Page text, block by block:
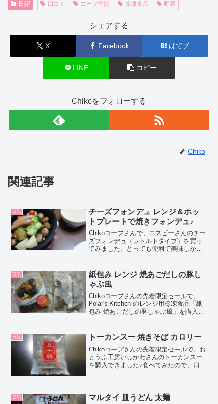
日記 口コミ コープ生協 冷凍食品 野菜
シェアする
X Facebook はてブ
LINE コピー
Chikoをフォローする
Chiko
関連記事
日記
チーズフォンデュ レンジ＆ホッ
トプレートで焼きフォンデュ♪
Chikoコープさんで、エスビーさんのチー
ズフォンデュ（レトルトタイプ）を買っ
てみました。とっても便利で美味しかっ
ー チーズフォンデュ（レトルトタイプ）
の正直な口コ...
日記
紙包み レンジ 焼あごだしの豚し
ゃぶ風
Chikoコープさんの先着限定セールで、
Polar's Kitchen のレンジ用冷凍食品「紙
包み 焼あごだしの豚しゃぶ風」を購入し
焼あごだしの豚...
日記 トーカンスー 焼きそば カロリー
Chikoコープさんの先着限定セールで、お
とうふ工房いしかわさんのトーカンスー
を購入できました♪食べてみたので、口コ
どを紹介する...
日記 マルタイ 皿うどん 太麺